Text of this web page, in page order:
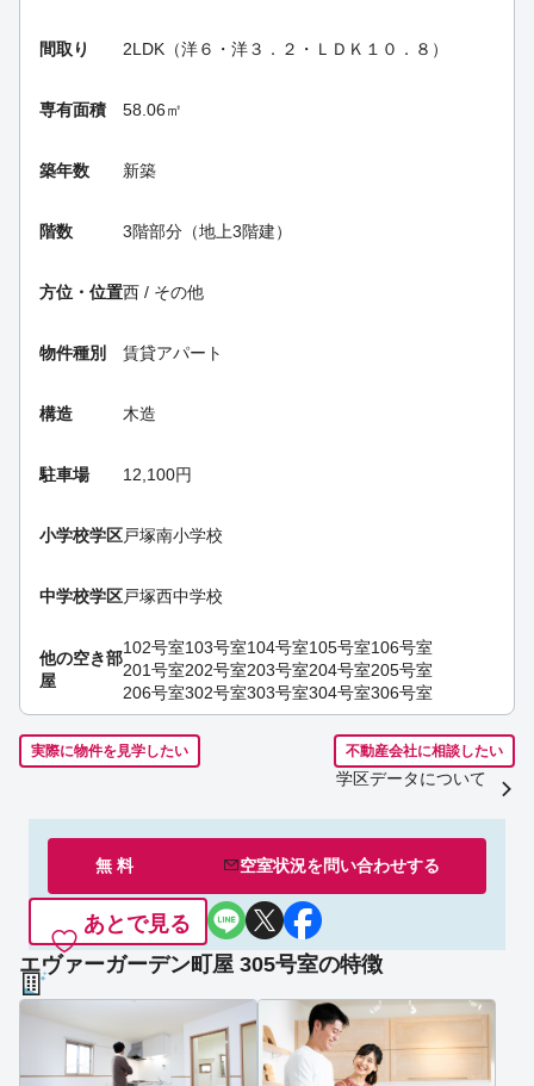
間取り 2LDK（洋６・洋３．２・ＬＤＫ１０．８）
専有面積 58.06㎡
築年数 新築
階数 3階部分（地上3階建）
方位・位置西 / その他
物件種別 賃貸アパート
構造 木造
駐車場 12,100円
小学校学区戸塚南小学校
中学校学区戸塚西中学校
他の空き部
屋
102号室103号室104号室105号室106号室
201号室202号室203号室204号室205号室
206号室302号室303号室304号室306号室
実際に物件を見学したい 不動産会社に相談したい
学区データについて
無 料 空室状況を問い合わせする
あとで見る
エヴァーガーデン町屋 305号室の特徴